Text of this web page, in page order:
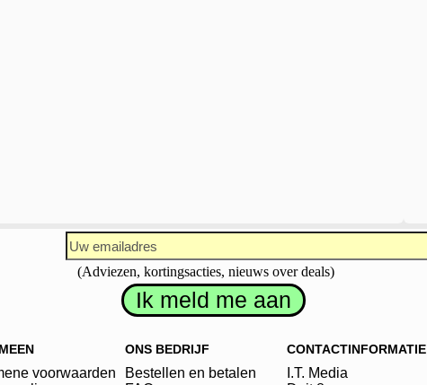
(Adviezen, kortingsacties, nieuws over deals)
voorwaarden
ONS BEDRIJF
Bestellen en betalen
CONTACTINFORMATIE
I.T. Media